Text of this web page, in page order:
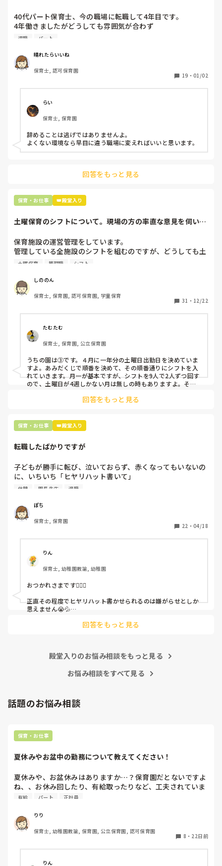
なぁ🧐
って、考えてしまいます。
いろいろ書きましたけど、見解も捉え方もいろいろ。
思います☆
食事の基本は、なんですか？
そこを大切に、ってやつです。
僕は、食べ物や食材を好きになるためには、楽しく美味しい時
40代パート保育士、今の職場に転職して4年目です。
4年働きましたがどうしても雰囲気が合わず
退職しようと思っています。
周りの職員は、勤続10年以上から何十年という先生がほとん
どです。
保護者子どもの愚痴悪口が多く、
今で言う不適切保育も
仕方ないよね
もう何も言わずに
子どもの言いなりになればいいんだね
などいう意見で…
上の先生に相談することは難しそうです。
最後の職場にしようと思っていましたが
辞めることは逃げ、と、過去辞めた人も何年も言われ続けて
います
退職 パート
晴れたらいいね
保育士, 認可保育園
19 ・ 01/02
らい
保育士, 保育園
辞めることは逃げではありませんよ。
よくない環境なら早目に違う職場に変えればいいと思います。
回答をもっと見る
保育・お仕事 👑殿堂入り
土曜保育のシフトについて。現場の方の率直な意見を伺いた
保育施設の運営管理をしています。
管理している全施設のシフトを組むのですが、どうしても土
曜保育だけは入れる方が少なく、いつも苦労しています。
て入職しているはずですが、いざ勤務が始まると一日も土曜
出勤が出来ない方ばかりです。
①土曜日の希望休は2日まで、と制限をかける
②毎月、必ず土曜保育に入ることのできる日を1日だけピッ
クアップしてもらう
③仮シフトが出た時、土曜出勤が難しければ自身で代わりの
人を交渉して見つけてもらう
上記のいずれかの対策を取り入れることを考えています。
土曜保育 管理職 シフト
しののん
保育士, 保育園, 認可保育園, 学童保育
31 ・ 12/22
たむたむ
保育士, 保育園, 公立保育園
うちの園は③です。４月に一年分の土曜日出勤日を決めていま
すよ。あみだくじで順番を決めて、その順番通りにシフトを入
れていきます。月一が基本ですが、シフトを9人で2人ずつ回す
ので、土曜日が4週しかない月は無しの時もありますよ。その
て貰い、主任に報告してます。
回答をもっと見る
保育・お仕事 👑殿堂入り
転職したばかりですが
子どもが勝手に転び、泣いておらず、赤くなってもいないの
に、いちいち「ヒヤリハット書いて」
と書かされ
（そう言う本人は書かない）
しかも、上司に↑この内容でも
ちゃんと考えて対策を練って書き込むようにと。
呼ばれて一緒に対策を考えさせられること多数
これだけで30〜40分拘束されて辛いです
皆さんの園はどうですか?
休憩 園長先生 退職
ぽち
保育士, 保育園
22 ・ 04/18
りん
保育士, 幼稚園教諭, 幼稚園
おつかれさまです🙇🏻‍♀️
正直その程度でヒヤリハット書かせられるのは嫌がらせとしか
思えません😭💦
回答をもっと見る
殿堂入りのお悩み相談をもっと見る
お悩み相談をすべて見る
話題のお悩み相談
保育・お仕事
夏休みやお盆中の勤務について教えてください！
夏休みや、お盆休みはありますか…？保育園だとないですよ
ね、、お休み回したり、有給取ったりなど、工夫されていま
すか？🍉
有給 パート 正社員
りり
保育士, 幼稚園教諭, 保育園, 公立保育園, 認可保育園
8 ・ 22日前
りん